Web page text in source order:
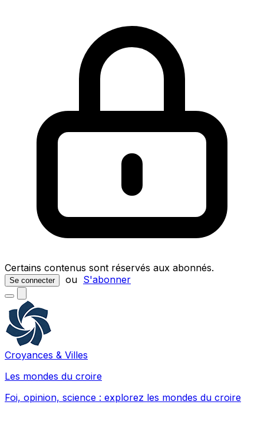
Certains contenus sont réservés aux abonnés.
Se connecter ou S'abonner
Croyances & Villes
Les mondes du croire
Foi, opinion, science : explorez les mondes du croire